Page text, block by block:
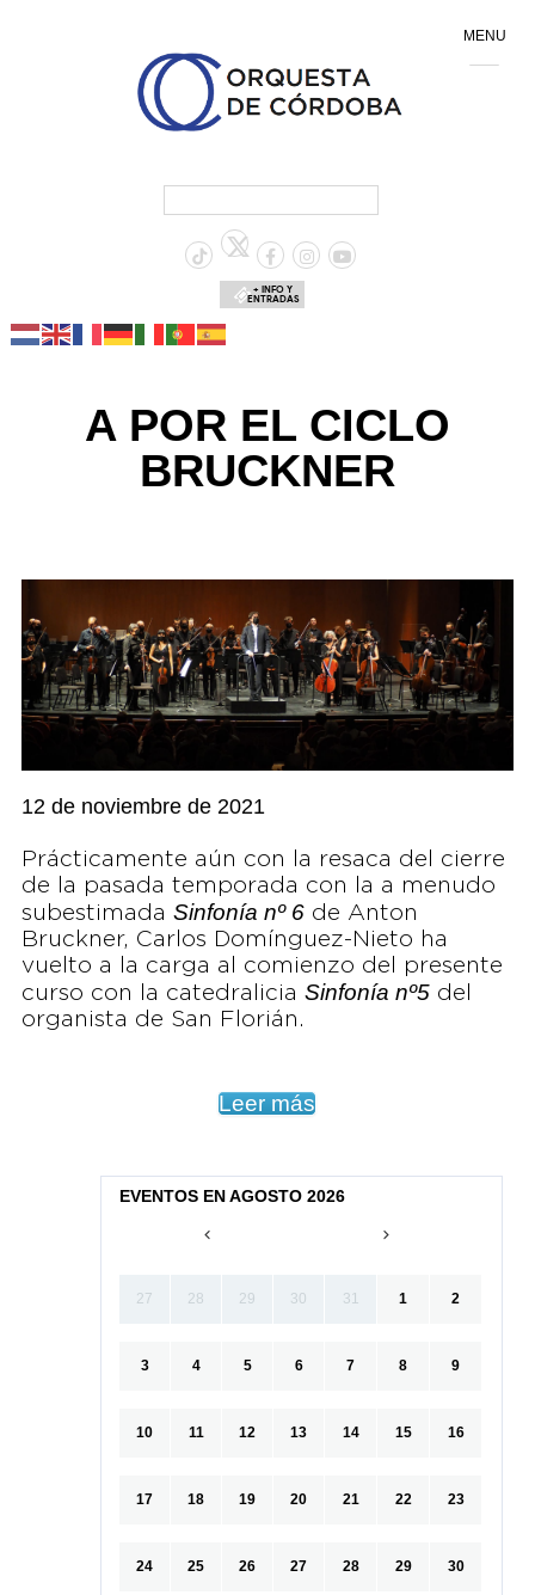
+ INFO Y
ENTRADAS
A POR EL CICLO
BRUCKNER
12 de noviembre de 2021
Prácticamente aún con la resaca del cierre
de la pasada temporada con la a menudo
subestimada Sinfonía nº 6de Anton
Bruckner, Carlos Domínguez-Nieto ha
vuelto a la carga al comienzo del presente
curso con la catedralicia Sinfonía nº5del
organista de San Florián.
Leer más
EVENTOS EN AGOSTO 2026
27 28 29 30 31 1 2
3 4 5 6 7 8 9
10 11 12 13 14 15 16
17 18 19 20 21 22 23
24 25 26 27 28 29 30
MENU